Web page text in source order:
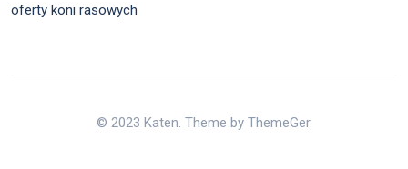
oferty koni rasowych
© 2023 Katen. Theme by ThemeGer.